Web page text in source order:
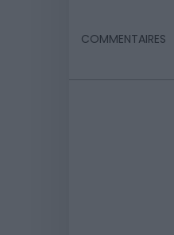
COMMENTAIRES